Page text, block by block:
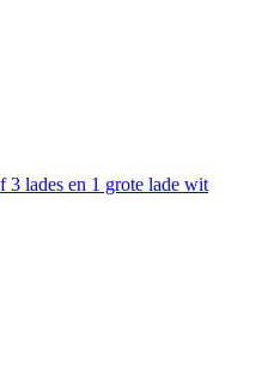
lades en 1 grote lade wit